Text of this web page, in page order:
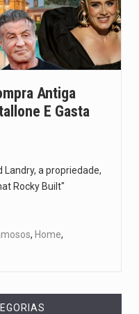
O pagamento marca o desfecho de um dos processos mais…
O programa, cuja implementação está prevista entre abril de 2026…
O Departamento de Estado norte-americano confirmou que cidadãos dos Estados…
Antiga
E Gasta
Landry, a propriedade,
Rocky Built"
, Home,